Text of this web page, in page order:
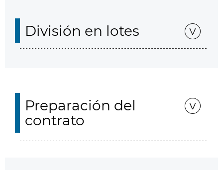
División en lotes
Preparación del
contrato